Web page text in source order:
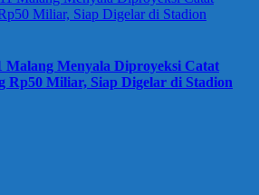
Malang Menyala Diproyeksi Catat
Rp50 Miliar, Siap Digelar di Stadion